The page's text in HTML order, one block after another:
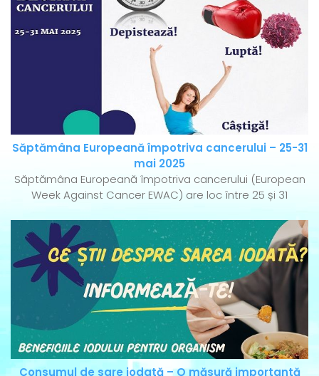
Săptămâna Europeană împotriva cancerului – 25-31
mai 2025
Săptămâna Europeană împotriva cancerului (European
Week Against Cancer EWAC) are loc între 25 și 31
Consumul de sare iodată – O măsură importantă